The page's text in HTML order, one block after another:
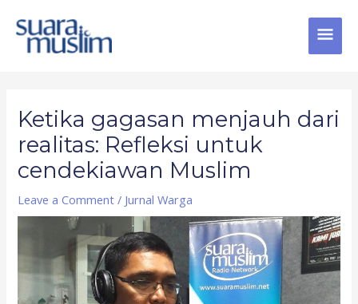
content
Ketika gagasan menjauh dari
realitas: Refleksi untuk
cendekiawan Muslim
Leave a Comment / Jurnal Warga